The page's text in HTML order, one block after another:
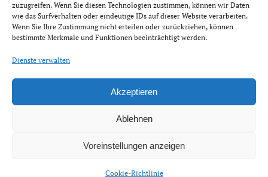
zuzugreifen. Wenn Sie diesen Technologien zustimmen, können wir Daten
wie das Surfverhalten oder eindeutige IDs auf dieser Website verarbeiten.
Wenn Sie Ihre Zustimmung nicht erteilen oder zurückziehen, können
bestimmte Merkmale und Funktionen beeinträchtigt werden.
Dienste verwalten
Akzeptieren
Ablehnen
Voreinstellungen anzeigen
Cookie-Richtlinie
BIBELVERS DES TAGES
Trachtet nach dem, was droben ist, nicht nach dem,
was auf Erden ist.
Impressum Datenschutz